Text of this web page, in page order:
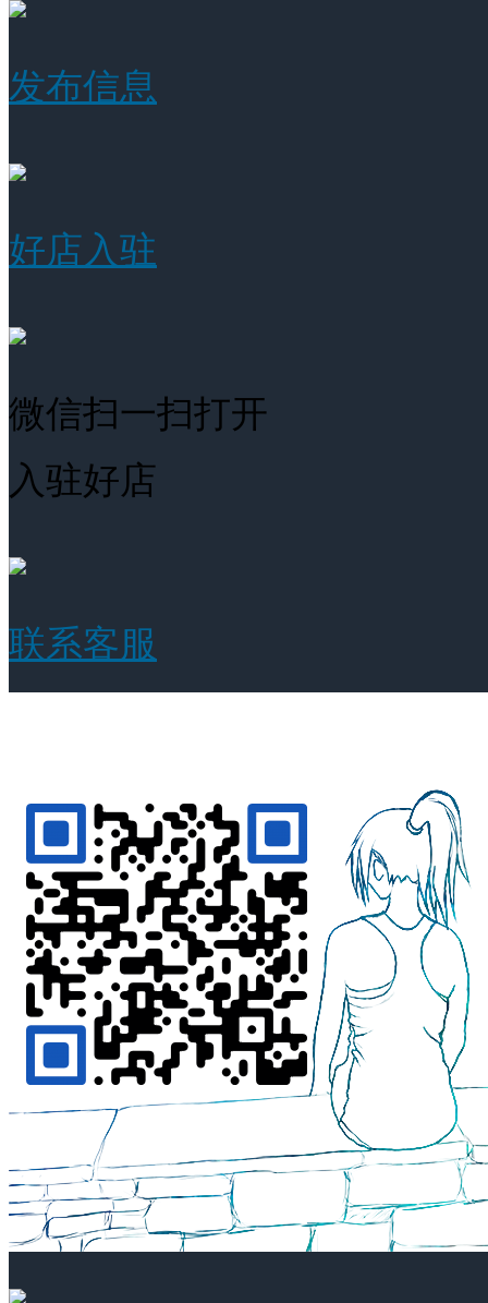
发布信息
好店入驻
微信扫一扫打开
入驻好店
联系客服